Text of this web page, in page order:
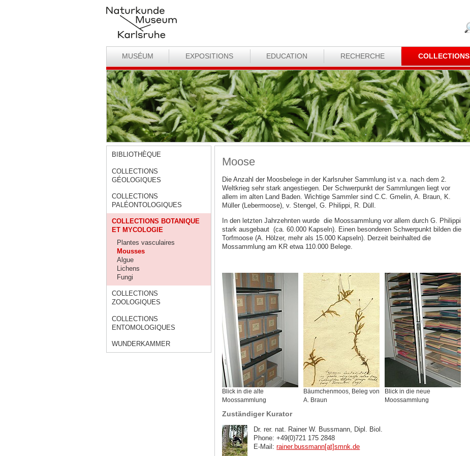
MUSÉUM EXPOSITIONS EDUCATION RECHERCHE COLLECTIONS
BIBLIOTHÈQUE
COLLECTIONS
GÉOLOGIQUES
COLLECTIONS
PALÉONTOLOGIQUES
COLLECTIONS BOTANIQUE
ET MYCOLOGIE
Plantes vasculaires
Mousses
Algue
Lichens
Fungi
COLLECTIONS
ZOOLOGIQUES
COLLECTIONS
ENTOMOLOGIQUES
WUNDERKAMMER
Moose
Die Anzahl der Moosbelege in der Karlsruher Sammlung ist v.a. nach dem 2.
Weltkrieg sehr stark angestiegen. Der Schwerpunkt der Sammlungen liegt vor
allem im alten Land Baden. Wichtige Sammler sind C.C. Gmelin, A. Braun, K.
Müller (Lebermoose), v. Stengel, G. Philippi, R. Düll.
In den letzten Jahrzehnten wurde die Moossammlung vor allem durch G. Philippi
stark ausgebaut (ca. 60.000 Kapseln). Einen besonderen Schwerpunkt bilden die
Torfmoose (A. Hölzer, mehr als 15.000 Kapseln). Derzeit beinhalted die
Mossammlung am KR etwa 110.000 Belege.
Blick in die alte
Moossammlung
Bäumchenmoos, Beleg von
A. Braun
Blick in die neue
Moossammlung
Zuständiger Kurator
Dr. rer. nat. Rainer W. Bussmann, Dipl. Biol.
Phone: +49(0)721 175 2848
E-Mail:rainer.bussmann[at]smnk .de